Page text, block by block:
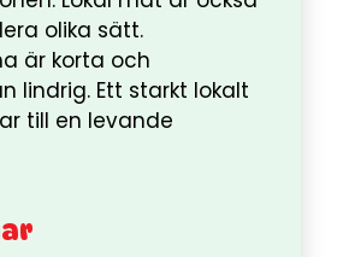
olika sätt.
är korta och
lindrig. Ett starkt lokalt
till en levande